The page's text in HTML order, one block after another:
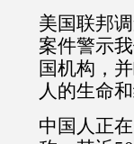
美国联邦
案件警示
国机构，
人的生命
中国人正